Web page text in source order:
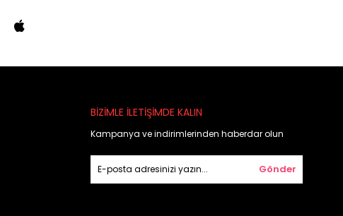
BİZİMLE İLETİŞİMDE KALIN
Kampanya ve indirimlerinden haberdar olun
Gönder